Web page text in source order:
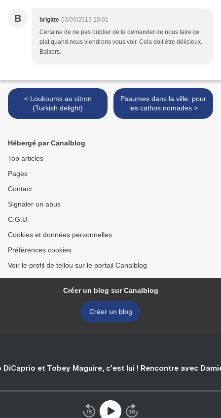
B brigitte 03/09/2013 20:01
Certaine de ne pas oublier de te demander de nous faire ce
plat quand nous viendrons vous voir. Cela doit être délicieux.
Baisers.
< Loukoums au citron
(Turkish delight)
Psaumes dans la ville: pour
les cathos nomades >
Hébergé par Canalblog
Top articles
Pages
Contact
Signaler un abus
C.G.U.
Cookies et données personnelles
Préférences cookies
Voir le profil de tellou sur le portail Canalblog
Créer un blog sur Canalblog
Créer un blog
DiCaprio et Tobey Maguire, c'est lui ! Rencontre avec